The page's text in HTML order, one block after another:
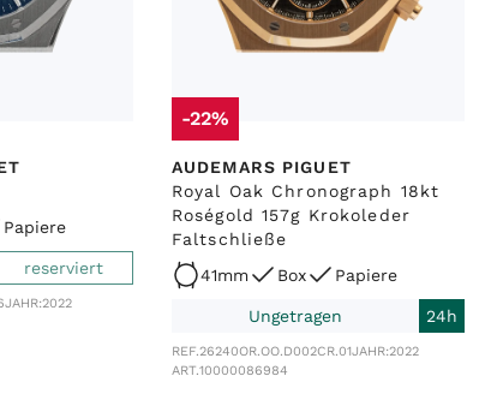
Papiere
reserviert
JAHR:2022
-22%
AUDEMARS PIGUET
Royal Oak Chronograph 18kt
Roségold 157g Krokoleder
Faltschließe
41mm
Box Papiere
Ungetragen 24h
REF.26240OR.OO.D002CR.01JAHR:2022
ART.10000086984